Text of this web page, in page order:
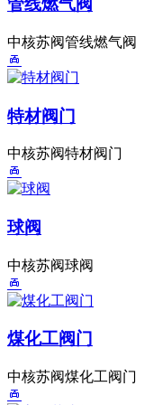
管线燃气阀
中核苏阀管线燃气阀
特材阀门
中核苏阀特材阀门
球阀
中核苏阀球阀
煤化工阀门
中核苏阀煤化工阀门